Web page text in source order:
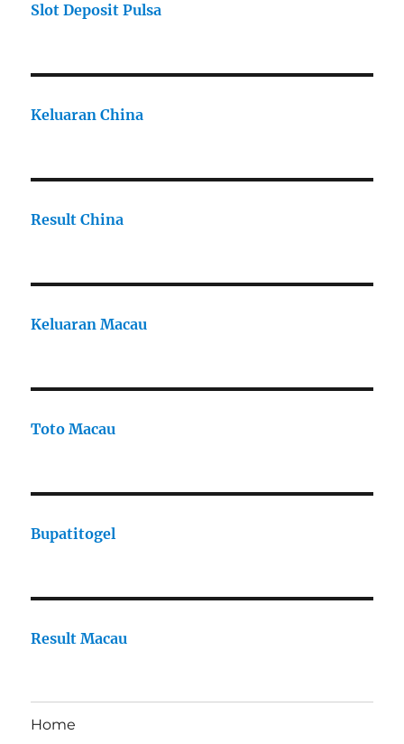
Slot Deposit Pulsa
Keluaran China
Result China
Keluaran Macau
Toto Macau
Bupatitogel
Result Macau
Home